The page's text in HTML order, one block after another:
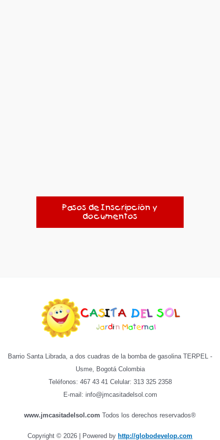
Pasos de Inscripción y
documentos
Barrio Santa Librada, a dos cuadras de la bomba de gasolina TERPEL -
Usme, Bogotá Colombia
Teléfonos: 467 43 41 Celular: 313 325 2358
E-mail: info@jmcasitadelsol.com
www.jmcasitadelsol.com Todos los derechos reservados®
Copyright © 2026 | Powered by http://globodevelop.com